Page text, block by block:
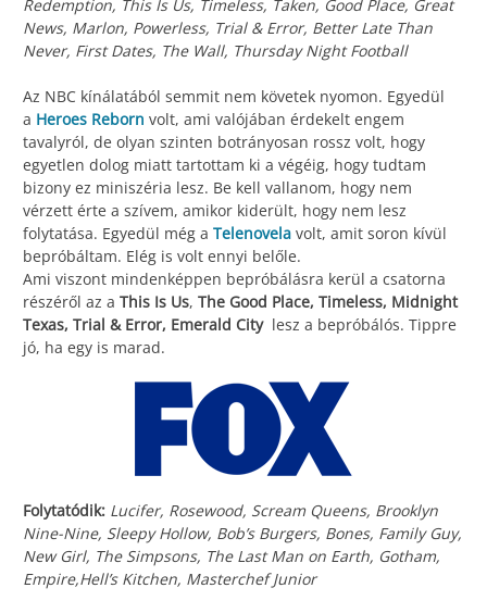
Redemption, This Is Us, Timeless, Taken, Good Place, Great
News, Marlon, Powerless, Trial & Error, Better Late Than
Never, First Dates, The Wall, Thursday Night Football
Az NBC kínálatából semmit nem követek nyomon. Egyedül
a Heroes Reborn volt, ami valójában érdekelt engem
tavalyról, de olyan szinten botrányosan rossz volt, hogy
egyetlen dolog miatt tartottam ki a végéig, hogy tudtam
bizony ez miniszéria lesz. Be kell vallanom, hogy nem
vérzett érte a szívem, amikor kiderült, hogy nem lesz
folytatása. Egyedül még a Telenovela volt, amit soron kívül
bepróbáltam. Elég is volt ennyi belőle.
Ami viszont mindenképpen bepróbálásra kerül a csatorna
részéről az a This Is Us, The Good Place, Timeless, Midnight
Texas, Trial & Error, Emerald City lesz a bepróbálós. Tippre
jó, ha egy is marad.
Folytatódik: Lucifer, Rosewood, Scream Queens, Brooklyn
Nine-Nine, Sleepy Hollow, Bob’s Burgers, Bones, Family Guy,
New Girl, The Simpsons, The Last Man on Earth, Gotham,
Empire,Hell’s Kitchen, Masterchef Junior